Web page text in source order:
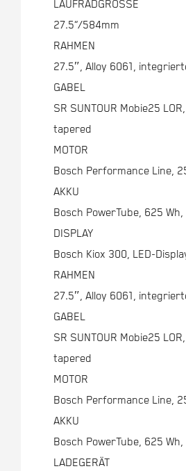
LAUFRADGRÖSSE
27.5“/584mm
RAHMEN
27.5″, Alloy 6061,
GABEL
SR SUNTOUR Mobie25
tapered
MOTOR
Bosch Performance Line,
AKKU
Bosch PowerTube, 625 Wh,
DISPLAY
Bosch Kiox 300, LED-
RAHMEN
27.5″, Alloy 6061,
GABEL
SR SUNTOUR Mobie25
tapered
MOTOR
Bosch Performance Line,
AKKU
Bosch PowerTube, 625 Wh,
LADEGERÄT